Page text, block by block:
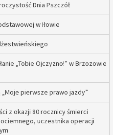
Dnia Pszczół
w Iłowie
„Tobie Ojczyzno!” w Brzozowie
pierwsze prawo jazdy”
z okazji 80 rocznicy śmierci
uczestnika operacji